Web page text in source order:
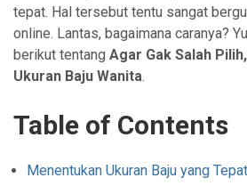
tepat. Hal tersebut tentu sangat
online. Lantas, bagaimana caranya?
berikut tentang Agar Gak Salah
Ukuran Baju Wanita.
Table of Contents
Menentukan Ukuran Baju yang Tepat